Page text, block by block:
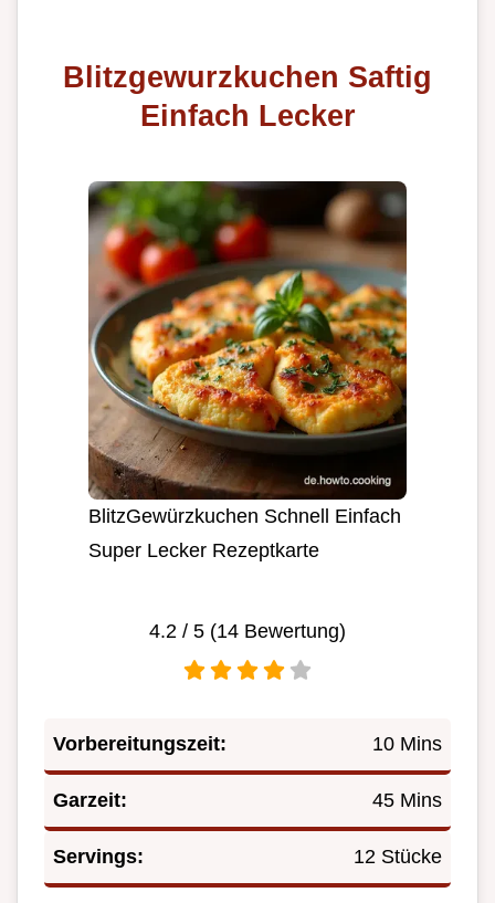
Blitzgewurzkuchen Saftig
Einfach Lecker
BlitzGewürzkuchen Schnell Einfach
Super Lecker Rezeptkarte
4.2 / 5 (14 Bewertung)
Vorbereitungszeit: 10 Mins
Garzeit: 45 Mins
Servings: 12 Stücke